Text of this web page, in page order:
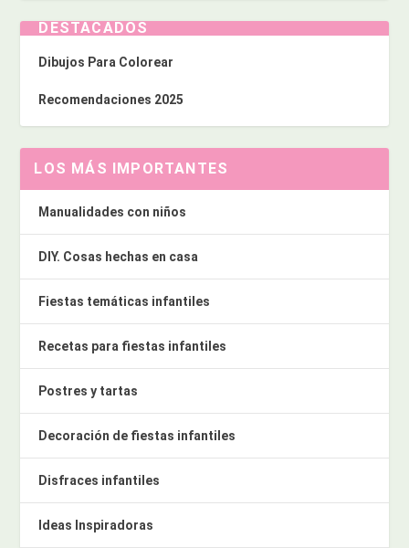
DESTACADOS
Dibujos Para Colorear
Recomendaciones 2025
LOS MÁS IMPORTANTES
Manualidades con niños
DIY. Cosas hechas en casa
Fiestas temáticas infantiles
Recetas para fiestas infantiles
Postres y tartas
Decoración de fiestas infantiles
Disfraces infantiles
Ideas Inspiradoras